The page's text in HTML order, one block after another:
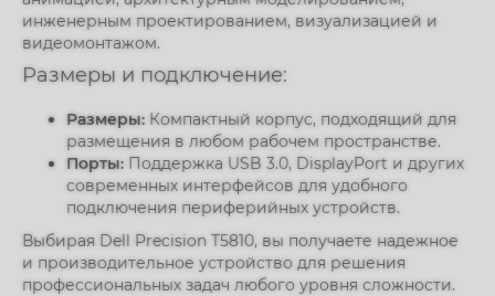
инженерным проектированием, визуализацией и
видеомонтажом.
Размеры и подключение:
Размеры: Компактный корпус, подходящий для
размещения в любом рабочем пространстве.
Порты: Поддержка USB 3.0, DisplayPort и других
современных интерфейсов для удобного
подключения периферийных устройств.
Выбирая Dell Precision T5810, вы получаете надежное
и производительное устройство для решения
профессиональных задач любого уровня сложности.